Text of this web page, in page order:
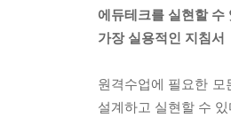
에듀테크를 실현할 수
가장 실용적인 지침서
원격수업에 필요한
설계하고 실현할 수